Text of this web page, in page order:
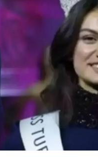
Osmaniye